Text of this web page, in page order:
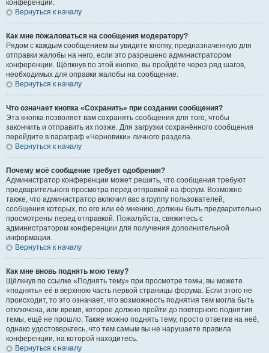
конференции.
Вернуться к началу
Как мне пожаловаться на сообщения модератору?
Рядом с каждым сообщением вы увидите кнопку, предназначенную для
отправки жалобы на него, если это разрешено администратором
конференции. Щёлкнув по этой кнопке, вы пройдёте через ряд шагов,
необходимых для оправки жалобы на сообщение.
Вернуться к началу
Что означает кнопка «Сохранить» при создании сообщения?
Эта кнопка позволяет вам сохранять сообщения для того, чтобы
закончить и отправить их позже. Для загрузки сохранённого сообщения
перейдите в параграф «Черновики» личного раздела.
Вернуться к началу
Почему моё сообщение требует одобрения?
Администратор конференции может решить, что сообщения требуют
предварительного просмотра перед отправкой на форум. Возможно
также, что администратор включил вас в группу пользователей,
сообщения которых, по его или её мнению, должны быть предварительно
просмотрены перед отправкой. Пожалуйста, свяжитесь с
администратором конференции для получения дополнительной
информации.
Вернуться к началу
Как мне вновь поднять мою тему?
Щёлкнув по ссылке «Поднять тему» при просмотре темы, вы можете
«поднять» её в верхнюю часть первой страницы форума. Если этого не
происходит, то это означает, что возможность поднятия тем могла быть
отключена, или время, которое должно пройти до повторного поднятия
темы, ещё не прошло. Также можно поднять тему, просто ответив на неё,
однако удостоверьтесь, что тем самым вы не нарушаете правила
конференции, на которой находитесь.
Вернуться к началу